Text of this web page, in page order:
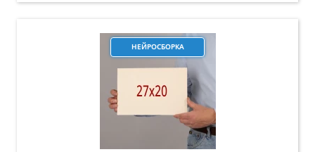
НЕЙРОСБОРКА